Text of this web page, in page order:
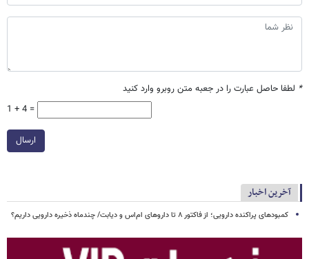
* لطفا حاصل عبارت را در جعبه متن روبرو وارد کنید
1 + 4 =
ارسال
آخرین اخبار
کمبودهای پراکنده دارویی؛ از فاکتور ۸ تا داروهای ام‌اس و دیابت/ چندماه ذخیره دارویی داریم؟